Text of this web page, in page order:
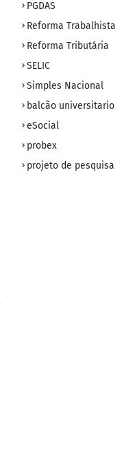
PGDAS
Reforma Trabalhista
Reforma Tributária
SELIC
Simples Nacional
balcão universitario
eSocial
probex
projeto de pesquisa